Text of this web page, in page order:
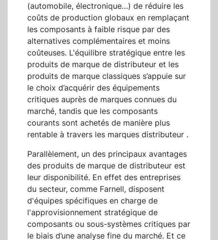
(automobile, électronique…) de réduire les
coûts de production globaux en remplaçant
les composants à faible risque par des
alternatives complémentaires et moins
coûteuses. L'équilibre stratégique entre les
produits de marque de distributeur et les
produits de marque classiques s’appuie sur
le choix d’acquérir des équipements
critiques auprès de marques connues du
marché, tandis que les composants
courants sont achetés de manière plus
rentable à travers les marques distributeur .
Parallèlement, un des principaux avantages
des produits de marque de distributeur est
leur disponibilité. En effet des entreprises
du secteur, comme Farnell, disposent
d'équipes spécifiques en charge de
l'approvisionnement stratégique de
composants ou sous-systèmes critiques par
le biais d’une analyse fine du marché. Et ce